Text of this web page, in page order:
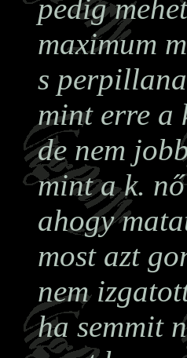
pedig
maximum
s
mint erre a
de nem
mint a k.
ahogy
most azt
nem
ha semmit